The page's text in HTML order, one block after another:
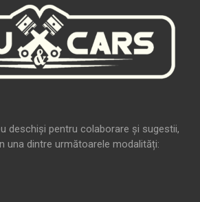
deschiși pentru colaborare și sugestii,
una dintre următoarele modalități: